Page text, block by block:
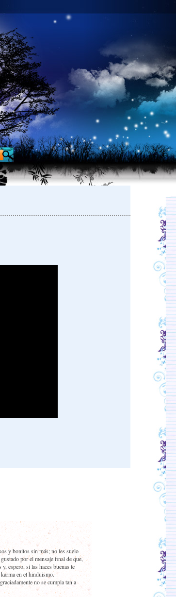
y bonitos sin más; no les suelo
por el mensaje final de que,
espero, si las haces buenas te
en el hinduismo.
no se cumpla tan a